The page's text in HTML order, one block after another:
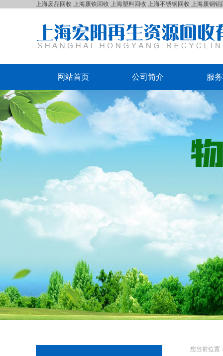
上海废品回收 上海废铁回收 上海塑料回收 上海不锈钢回收 上海废铜铝
网站首页 公司简介 服
您当前位置